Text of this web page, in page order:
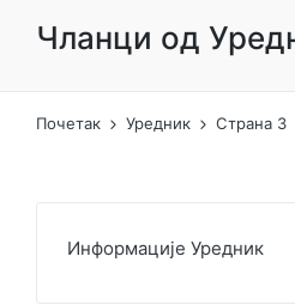
Чланци од
Почетак Уредник Страна 3
Информације Уредник